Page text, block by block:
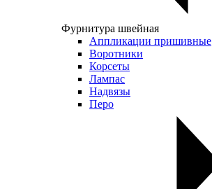
Фурнитура швейная
Аппликации пришивные
Воротники
Корсеты
Лампас
Надвязы
Перо